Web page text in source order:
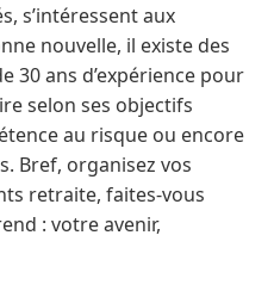
s’intéressent aux
nouvelle, il existe des
30 ans d’expérience pour
selon ses objectifs
au risque ou encore
Bref, organisez vos
retraite, faites-vous
: votre avenir,